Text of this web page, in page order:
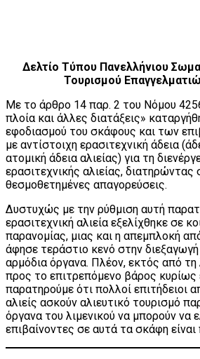
Δελτίο Τύπου Πανελλήνιου
Τουρισμού
Με το άρθρο 14 παρ. 2 του Νόμου
πλοία και άλλες διατάξεις»
εφοδιασμού του σκάφους και των
με αντίστοιχη ερασιτεχνική άδεια
ατομική άδεια αλιείας) για τη
ερασιτεχνικής αλιείας, διατηρώντας
θεσμοθετημένες απαγορεύσεις.
Δυστυχώς με την ρύθμιση αυτή
ερασιτεχνική αλιεία εξελίχθηκε σε
παρανομίας, μιας και η απεμπλοκή
άφησε τεράστιο κενό στην
αρμόδια όργανα. Πλέον, εκτός από
προς το επιτρεπόμενο βάρος
παρατηρούμε ότι πολλοί επιτήδειοι
αλιείς ασκούν αλιευτικό τουρισμό
όργανα του λιμενικού να μπορούν να
επιβαίνοντες σε αυτά τα σκάφη είναι